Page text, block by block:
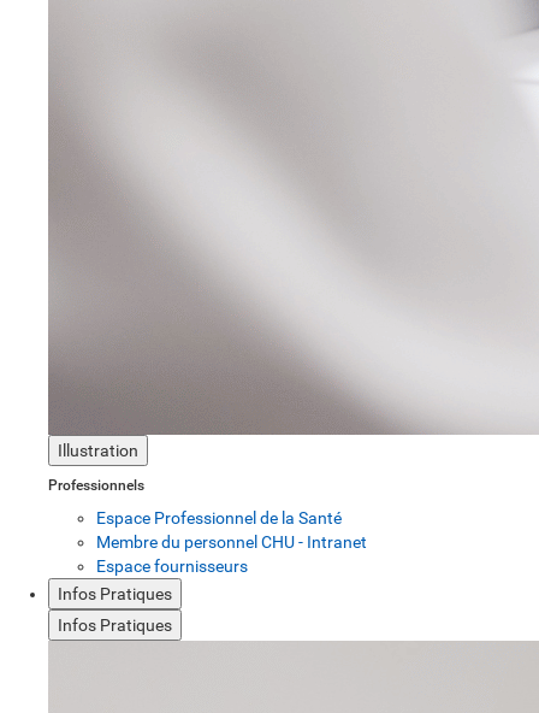
Illustration
Professionnels
Espace Professionnel de la Santé
Membre du personnel CHU - Intranet
Espace fournisseurs
Infos Pratiques
Infos Pratiques